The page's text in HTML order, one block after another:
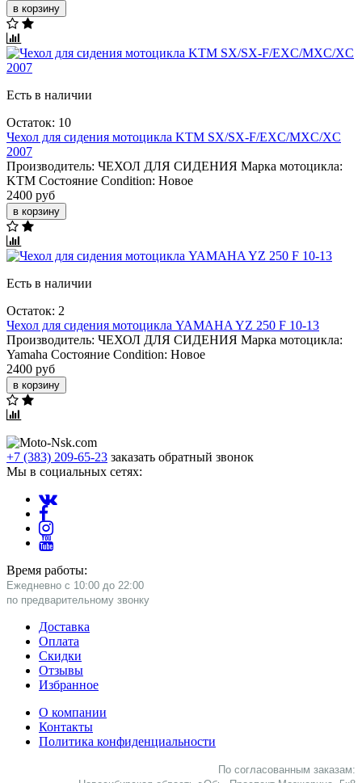
в корзину
Есть в наличии
Остаток: 10
Чехол для сидения мотоцикла KTM SX/SX-F/EXC/MXC/XC
2007
Производитель: ЧЕХОЛ ДЛЯ СИДЕНИЯ Марка мотоцикла:
KTM Состояние Condition: Новое
2400 руб
в корзину
Есть в наличии
Остаток: 2
Чехол для сидения мотоцикла YAMAHA YZ 250 F 10-13
Производитель: ЧЕХОЛ ДЛЯ СИДЕНИЯ Марка мотоцикла:
Yamaha Состояние Condition: Новое
2400 руб
в корзину
+7 (383) 209-65-23 заказать обратный звонок
Мы в социальных сетях:
Время работы:
Ежедневно с 10:00 до 22:00
​по предварительному звонку
Доставка
Оплата
Скидки
Отзывы
Избранное
О компании
Контакты
Политика конфиденциальности
По согласованным заказам: